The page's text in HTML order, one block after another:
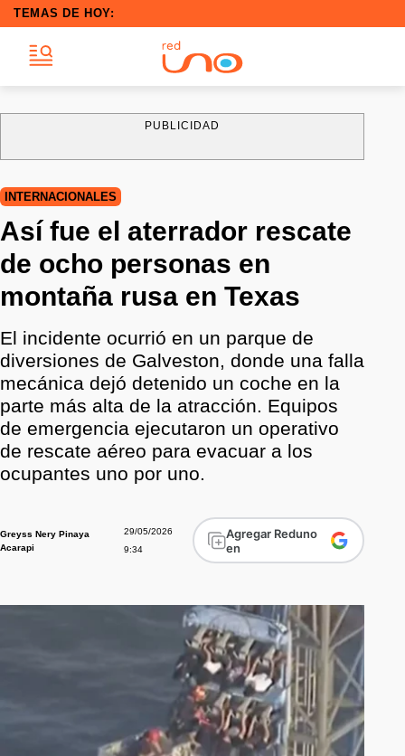
TEMAS DE HOY:
PUBLICIDAD
INTERNACIONALES
Así fue el aterrador rescate
de ocho personas en
montaña rusa en Texas
El incidente ocurrió en un parque de
diversiones de Galveston, donde una falla
mecánica dejó detenido un coche en la
parte más alta de la atracción. Equipos
de emergencia ejecutaron un operativo
de rescate aéreo para evacuar a los
ocupantes uno por uno.
Greyss Nery Pinaya
Acarapi
29/05/2026
9:34
Agregar Reduno
en